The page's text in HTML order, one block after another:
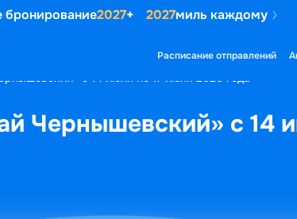
бронирование2027+ 2027миль каждому
Расписание отправлений
с 14 июля по 17 июля 2026 года
Чернышевский» с 14